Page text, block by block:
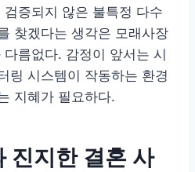
증되지 않은 불특정 다수
찾겠다는 생각은 모래사장
름없다. 감정이 앞서는 시
링 시스템이 작동하는 환경
지혜가 필요하다.
진지한 결혼 사